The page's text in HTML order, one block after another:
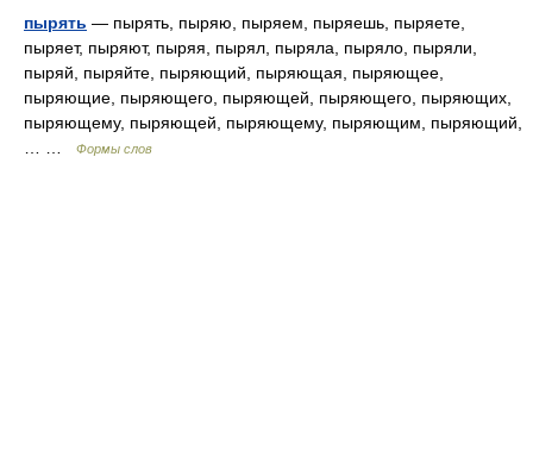
пырять — пырять, пыряю, пыряем, пыряешь, пыряете,
пыряет, пыряют, пыряя, пырял, пыряла, пыряло, пыряли,
пыряй, пыряйте, пыряющий, пыряющая, пыряющее,
пыряющие, пыряющего, пыряющей, пыряющего, пыряющих,
пыряющему, пыряющей, пыряющему, пыряющим, пыряющий,
Формы слов